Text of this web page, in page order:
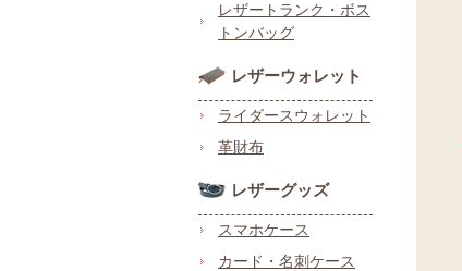
レザートランク・ボス
トンバッグ
レザーウォレット
ライダースウォレット
革財布
レザーグッズ
スマホケース
カード・名刺ケース